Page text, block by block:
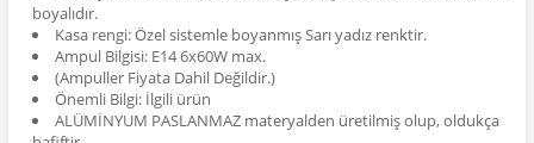
boyalıdır.
Kasa rengi: Özel sistemle boyanmış Sarı yadız renktir.
Ampul Bilgisi: E14 6x60W max.
(Ampuller Fiyata Dahil Değildir.)
Önemli Bilgi: İlgili ürün
ALÜMİNYUM PASLANMAZ materyalden üretilmiş olup, oldukça